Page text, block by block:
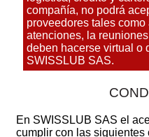
compañía, no podrá
proveedores tales
atenciones, la
deben hacerse virtual o
SWISSLUB SAS.
En SWISSLUB SAS el
cumplir con las siguientes